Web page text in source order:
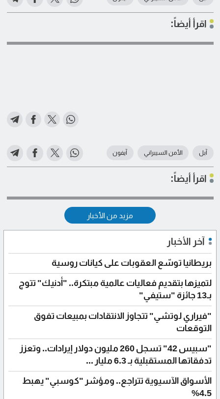
اقرأ أيضاً:
آبل الأمن السيبراني آيفون
اقرأ أيضاً:
مزيد من الأخبار
آخر الأخبار
بريطانيا توسّع العقوبات على كيانات روسية
لتميزها بتقديم فعاليات عالمية مبتكرة.. "أدنيك" تتوج
بـ13 جائزة "ستيفي"
"فيراري لوتشي" تتجاوز الانتقادات بمبيعات تفوق
التوقعات
"سبيس 42" تسجل 260 مليون دولار إيرادات.. وتعزز
تدفقاتها المستقبلية بـ 6.3 مليار ...
الأسواق الآسيوية تتراجع.. ومؤشر "كوسبي" يهبط
4.5%